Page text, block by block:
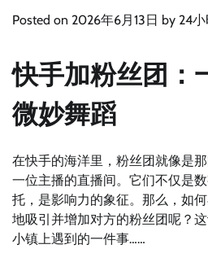
Posted on 2026年6月13日 by 24
快手加粉丝团：
微妙舞蹈
在快手的海洋里，粉丝团就像是
一位主播的直播间。它们不仅是
托，是影响力的象征。那么，如
地吸引并增加对方的粉丝团呢？
小镇上遇到的一件事……